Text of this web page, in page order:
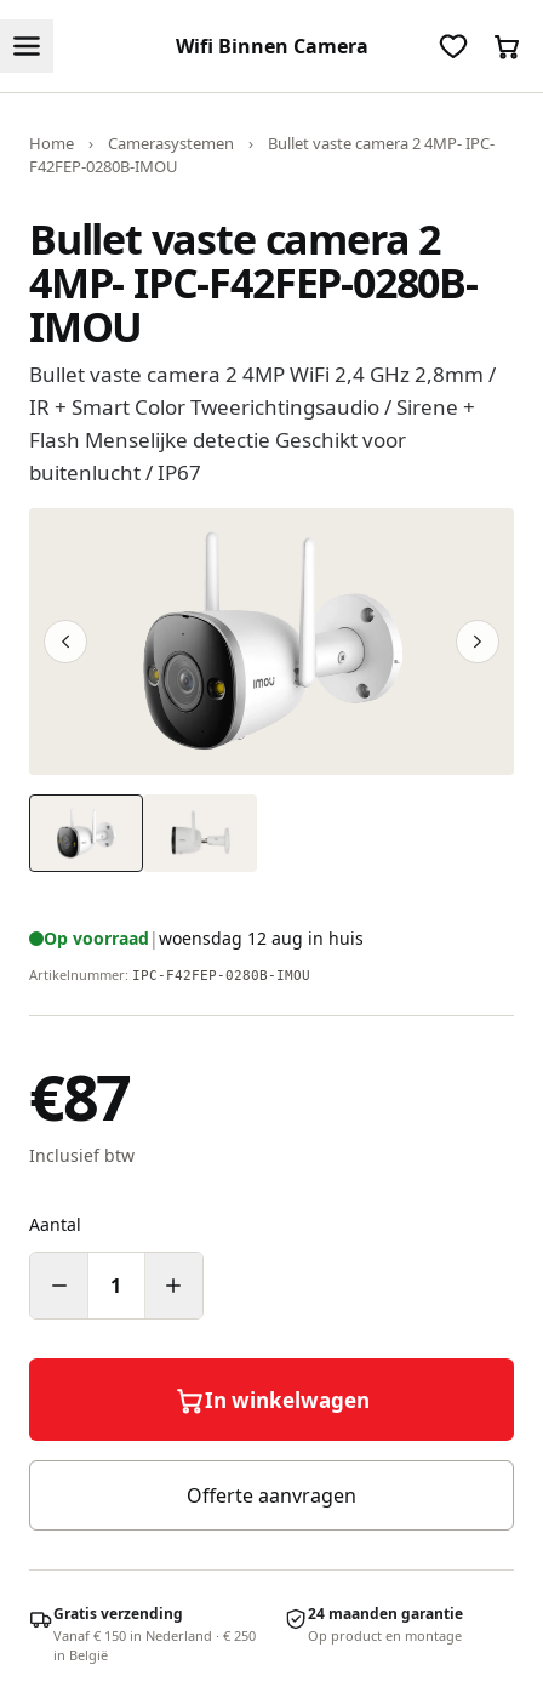
Wifi Binnen Camera
Home › Camerasystemen ›
Bullet vaste camera 2 4MP- IPC-
F42FEP-0280B-IMOU
Bullet vaste camera 2
4MP- IPC-F42FEP-0280B-
IMOU
Bullet vaste camera 2 4MP WiFi 2,4 GHz 2,8mm /
IR + Smart Color Tweerichtingsaudio / Sirene +
Flash Menselijke detectie Geschikt voor
buitenlucht / IP67
Op voorraad |woensdag 12 aug in huis
Artikelnummer: IPC-F42FEP-0280B-IMOU
€87
Inclusief btw
Aantal
1
In winkelwagen
Offerte aanvragen
Gratis verzending
Vanaf € 150 in Nederland · € 250
in België
24 maanden garantie
Op product en montage